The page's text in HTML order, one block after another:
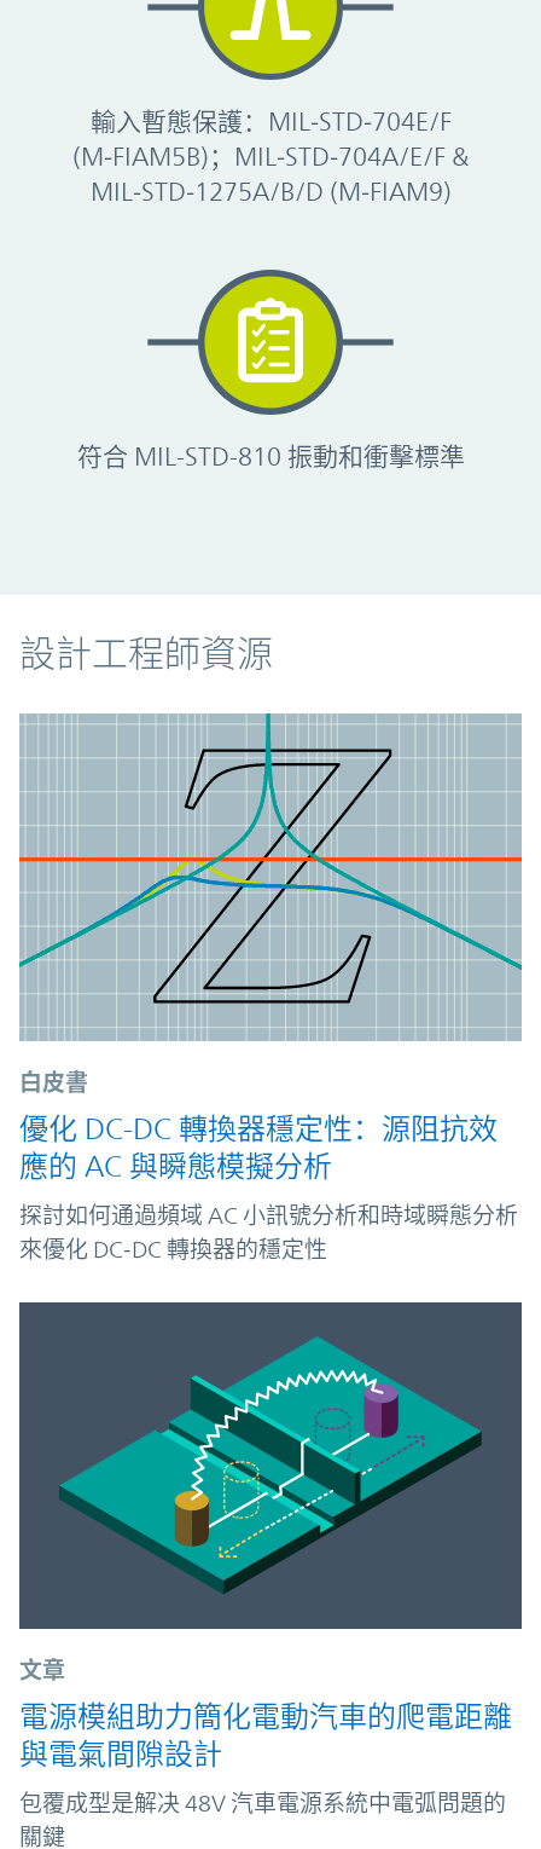
輸入暫態保護：MIL‑STD‑704E/F
(M‑FIAM5B)；MIL‑STD‑704A/E/F &
MIL‑STD‑1275A/B/D (M‑FIAM9)
符合 MIL-STD-810 振動和衝擊標準
資源
設計工程師資源
白皮書
優化 DC-DC 轉換器穩定性：源阻抗效
應的 AC 與瞬態模擬分析
探討如何通過頻域 AC 小訊號分析和時域瞬態分析
來優化 DC‑DC 轉換器的穩定性
文章
電源模組助力簡化電動汽車的爬電距離
與電氣間隙設計
包覆成型是解决 48V 汽車電源系統中電弧問題的
關鍵